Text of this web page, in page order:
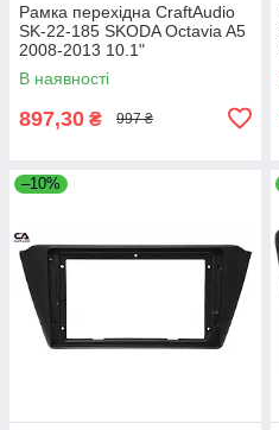
Рамка перехідна CraftAudio
SK-22-185 SKODA Octavia A5
2008-2013 10.1"
В наявності
897,30 ₴ 997 ₴
–10%